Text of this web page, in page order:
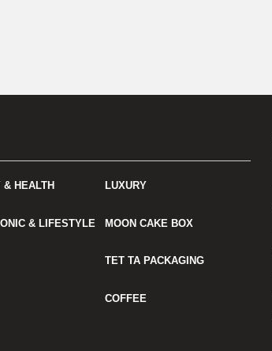
& HEALTH LUXURY
& LIFESTYLE MOON CAKE BOX
TET TA PACKAGING
COFFEE